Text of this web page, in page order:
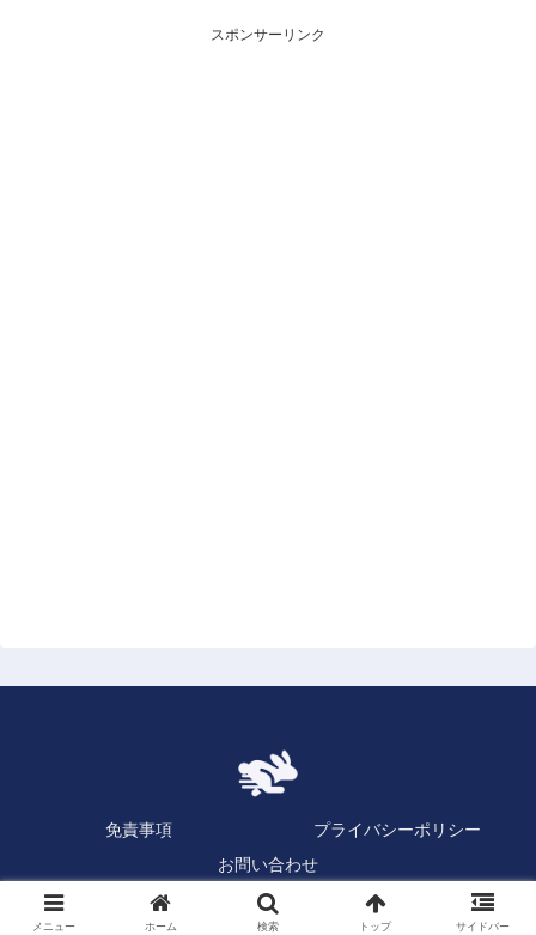
喚起・申込停止)など、空売り関
連情報を集計し、図解でわかり
喚起・申込停止)など、空売り関
連情報を集計し、図解でわかり
スポンサーリンク
免責事項
プライバシーポリシー
お問い合わせ
Copyright © 2023 逆日歩速報.com All Rights Reserved.
メニュー ホーム 検索 トップ サイドバー